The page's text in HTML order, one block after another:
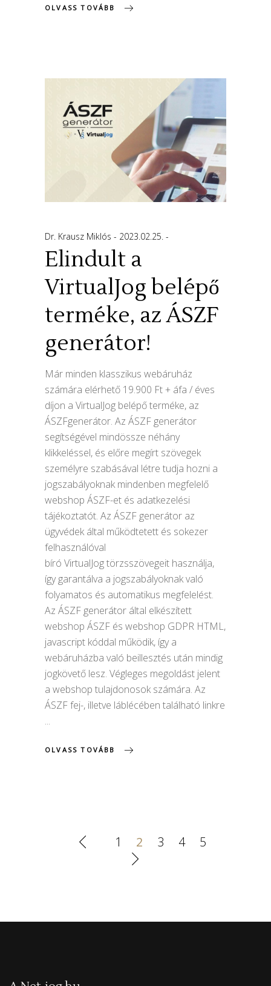
OLVASS TOVÁBB
Dr. Krausz Miklós 2023.02.25.
Elindult a
VirtualJog belépő
terméke, az ÁSZF
generátor!
Már minden klasszikus webáruház
számára elérhető 19.900 Ft + áfa / éves
díjon a VirtualJog belépő terméke, az
ÁSZFgenerátor. Az ÁSZF generátor
segítségével mindössze néhány
klikkeléssel, és előre megírt szövegek
személyre szabásával létre tudja hozni a
jogszabályoknak mindenben megfelelő
webshop ÁSZF-et és adatkezelési
tájékoztatót. Az ÁSZF generátor az
ügyvédek által működtetett és sokezer
felhasználóval
bíró VirtualJog törzsszövegeit használja,
így garantálva a jogszabályoknak való
folyamatos és automatikus megfelelést.
Az ÁSZF generátor által elkészített
webshop ÁSZF és webshop GDPR HTML,
javascript kóddal működik, így a
webáruházba való beillesztés után mindig
jogkövető lesz. Végleges megoldást jelent
a webshop tulajdonosok számára. Az
ÁSZF fej-, illetve láblécében található linkre
OLVASS TOVÁBB
1 2 3 4 5